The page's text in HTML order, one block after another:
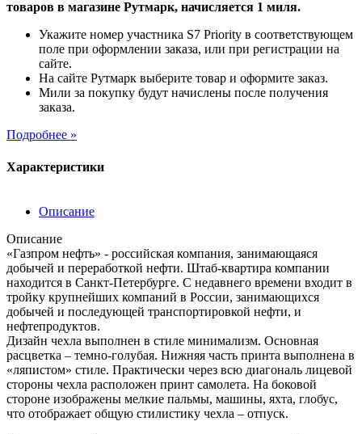
товаров в магазине Рутмарк, начисляется 1 миля.
Укажите номер участника S7 Priority в соответствующем
поле при оформлении заказа, или при регистрации на
сайте.
На сайте Рутмарк выберите товар и оформите заказ.
Мили за покупку будут начислены после получения
заказа.
Подробнее »
Характеристики
Описание
Описание
«Газпром нефть» - российская компания, занимающаяся
добычей и переработкой нефти. Штаб-квартира компании
находится в Санкт-Петербурге. С недавнего времени входит в
тройку крупнейших компаний в России, занимающихся
добычей и последующей транспортировкой нефти, и
нефтепродуктов.
Дизайн чехла выполнен в стиле минимализм. Основная
расцветка – темно-голубая. Нижняя часть принта выполнена в
«ляпистом» стиле. Практически через всю диагональ лицевой
стороны чехла расположен принт самолета. На боковой
стороне изображены мелкие пальмы, машины, яхта, глобус,
что отображает общую стилистику чехла – отпуск.